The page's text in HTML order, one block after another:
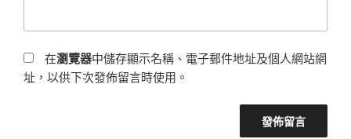
在瀏覽器中儲存顯示名稱、電子郵件地址及個人網站網
址，以供下次發佈留言時使用。